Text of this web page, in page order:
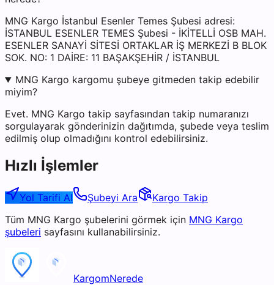
MNG Kargo İstanbul Esenler Temes Şubesi adresi:
İSTANBUL ESENLER TEMES Şubesi - İKİTELLİ OSB MAH.
ESENLER SANAYİ SİTESİ ORTAKLAR İŞ MERKEZİ B BLOK
SOK. NO: 1 DAİRE: 11 BAŞAKŞEHİR / İSTANBUL
MNG Kargo kargomu şubeye gitmeden takip edebilir
miyim?
Evet. MNG Kargo takip sayfasından takip numaranızı
sorgulayarak gönderinizin dağıtımda, şubede veya teslim
edilmiş olup olmadığını kontrol edebilirsiniz.
Hızlı İşlemler
Yol Tarifi Al Şubeyi Ara
Kargo Takip
Tüm MNG Kargo şubelerini görmek için MNG Kargo
şubeleri sayfasını kullanabilirsiniz.
KargomNerede